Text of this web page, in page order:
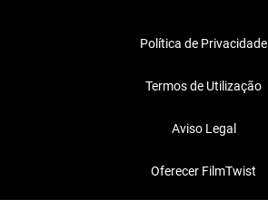
Política de Privacidade
Termos de Utilização
Aviso Legal
Oferecer FilmTwist